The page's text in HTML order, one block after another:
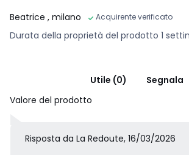
Beatrice , milano Acquirente verificato
Durata della proprietà del prodotto 1
Utile (0)
Segnala
Valore del prodotto
Risposta da La Redoute, 16/03/2026